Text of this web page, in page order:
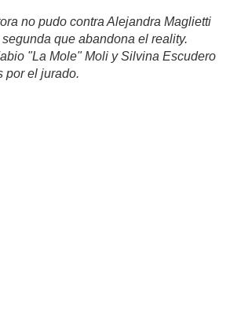
no pudo contra Alejandra Maglietti
que abandona el reality.
"La Mole" Moli y Silvina Escudero
por el jurado.